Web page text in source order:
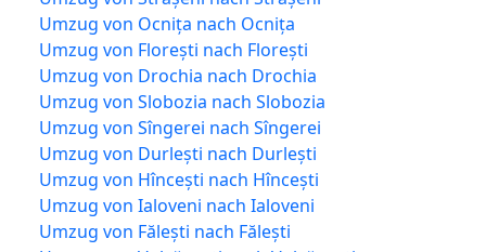
Umzug von Ocnița nach Ocnița
Umzug von Florești nach Florești
Umzug von Drochia nach Drochia
Umzug von Slobozia nach Slobozia
Umzug von Sîngerei nach Sîngerei
Umzug von Durlești nach Durlești
Umzug von Hîncești nach Hîncești
Umzug von Ialoveni nach Ialoveni
Umzug von Fălești nach Fălești